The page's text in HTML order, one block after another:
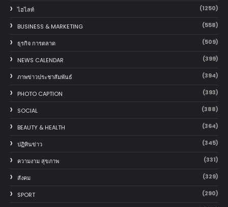
ไฮไลท์ (1250)
BUSINESS & MARKETING (558)
ธุรกิจ การตลาด (509)
NEWS CALENDAR (399)
ภาพข่าวประชาสัมพันธ์ (394)
PHOTO CAPTION (393)
SOCIAL (388)
BEAUTY & HEALTH (364)
ปฏิทินข่าว (345)
ความงาม สุขภาพ (331)
สังคม (329)
SPORT (290)